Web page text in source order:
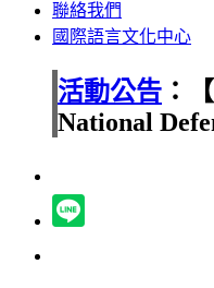
聯絡我們
國際語言文化中心
活動公告 ：
National